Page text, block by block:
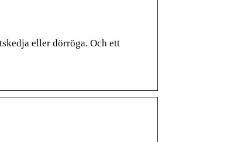
eller dörröga. Och ett